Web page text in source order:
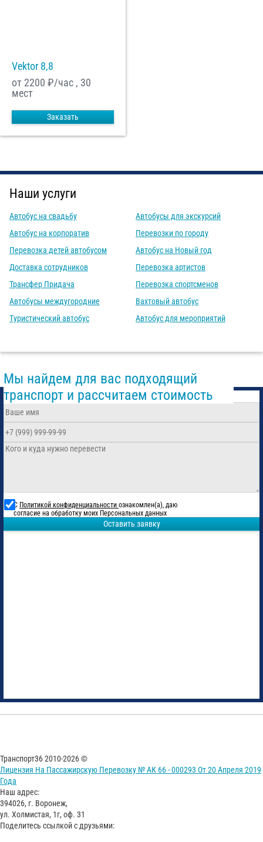
Vektor 8,8
от 2200 ₽/час , 30
мест
Заказать
Наши услуги
Автобус на свадьбу
Автобус на корпоратив
Перевозка детей автобусом
Доставка сотрудников
Трансфер Придача
Автобусы междугородние
Туристический автобус
Автобусы для экскурсий
Перевозки по городу
Автобус на Новый год
Перевозка артистов
Перевозка спортсменов
Вахтовый автобус
Автобус для мероприятий
Мы найдем для вас подходящий
транспорт и рассчитаем стоимость
С Политикой конфиденциальности ознакомлен(а), даю
согласие на обработку моих Персональных данных
Оставить заявку
Транспорт36 2010-2026 ©
Лицензия На Пассажирскую Перевозку № АК 66 - 000293 От 20 Апреля 2019
Года
Наш адрес:
394026, г. Воронеж,
ул. Холмистая, 1г, оф. 31
Поделитесь ссылкой с друзьями: